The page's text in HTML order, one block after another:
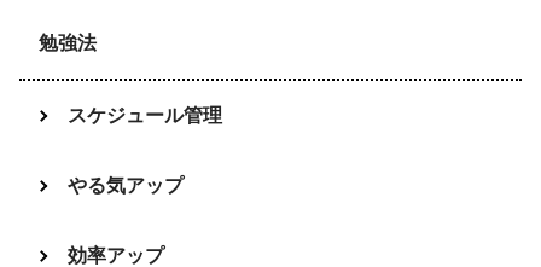
勉強法
スケジュール管理
やる気アップ
効率アップ